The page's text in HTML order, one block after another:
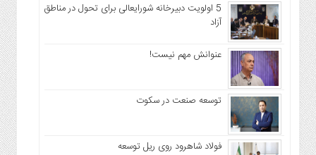
5 اولویت دبیرخانه شورایعالی برای تحول در مناطق
آزاد
عنوانش مهم نیست!
توسعه صنعت در سکوت
فولاد شاهرود روی ریل توسعه